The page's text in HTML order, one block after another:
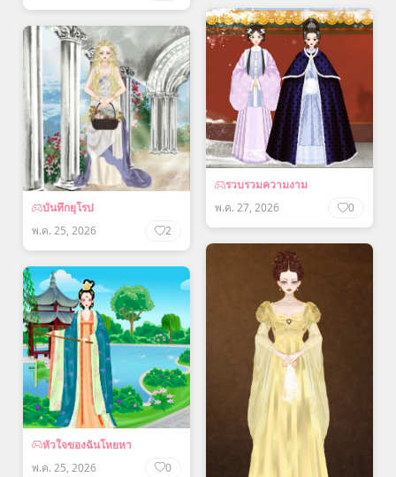
รวบรวมความงาม
พ.ค. 27, 2026
0
บันทึกยุโรป
พ.ค. 25, 2026
2
หัวใจของฉันโหยหา
พ.ค. 25, 2026
0